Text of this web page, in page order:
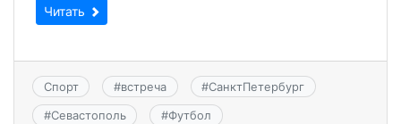
Читать
Спорт #встреча #СанктПетербург
#Севастополь #Футбол